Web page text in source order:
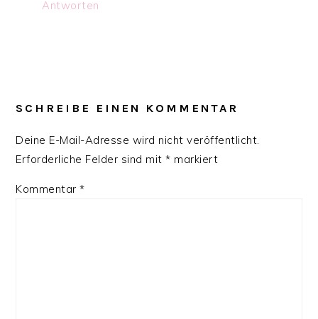
Antworten
SCHREIBE EINEN KOMMENTAR
Deine E-Mail-Adresse wird nicht veröffentlicht.
Erforderliche Felder sind mit* markiert
Kommentar*